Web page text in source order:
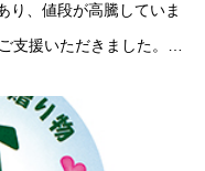
り、値段が高騰していま
支援いただきました。そ